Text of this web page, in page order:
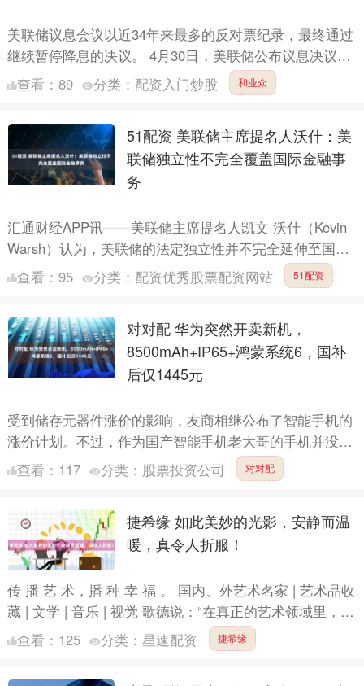
美联储议息会议以近34年来最多的反对票纪录，最终通过
继续暂停降息的决议。 4月30日，美联储公布议息决议，
宣布将联邦基金利率目标区间维持在3.50%-3.75%....
查看： 89 分类： 配资入门炒股 和业众
51配资 美联储主席提名人沃什：美
联储独立性不完全覆盖国际金融事
务
汇通财经APP讯——美联储主席提名人凯文·沃什（Kevin
Warsh）认为，美联储的法定独立性并不完全延伸至国际
政策领域。他在周二（4月28日）公布的书面答复....
查看： 95 分类： 配资优秀股票配资网站 51配资
对对配 华为突然开卖新机，
8500mAh+IP65+鸿蒙系统6，国补
后仅1445元
受到储存元器件涨价的影响，友商相继公布了智能手机的
涨价计划。不过，作为国产智能手机老大哥的手机并没有
着急跟上友商涨价的步伐，反而是开始重视起了低价手机
市场的发展....
查看： 117 分类： 股票投资公司 对对配
捷希缘 如此美妙的光影，安静而温
暖，真令人折服！
传 播 艺 术，播 种 幸 福 。 国内、外艺术名家 | 艺术品收
藏 | 文学 | 音乐 | 视觉 歌德说：“在真正的艺术领域里，没
有预备学校，但是有一个最好的....
查看： 125 分类： 星速配资 捷希缘